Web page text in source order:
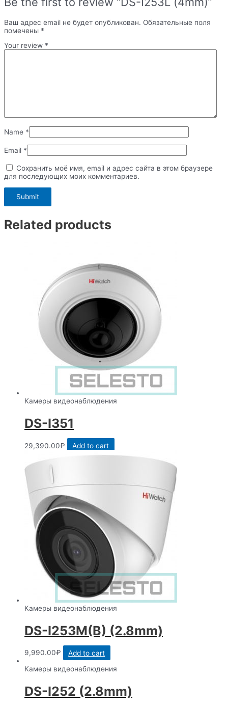
Ваш адрес email не будет опубликован. Обязательные поля
помечены *
Your review *
Name *
Email *
Сохранить моё имя, email и адрес сайта в этом браузере
для последующих моих комментариев.
Related products
Камеры видеонаблюдения
DS-I351
29,390.00₽ Add to cart
Камеры видеонаблюдения
DS-I253M(B) (2.8mm)
9,990.00₽
Add to cart
Камеры видеонаблюдения
DS-I252 (2.8mm)